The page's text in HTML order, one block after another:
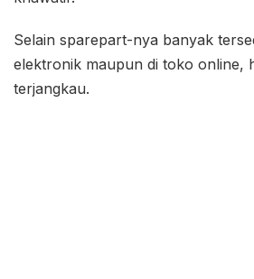
Selain sparepart-nya banyak
elektronik maupun di toko online,
terjangkau.